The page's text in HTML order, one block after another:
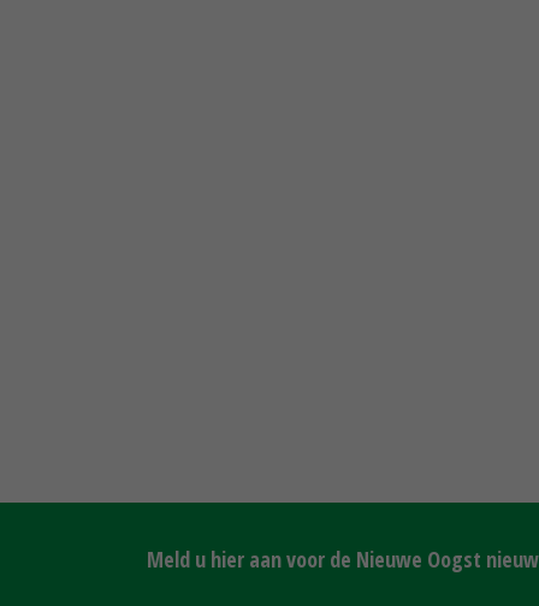
Meld u hier aan voor de Nieuwe Oogst